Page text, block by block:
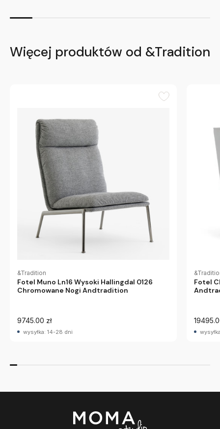
Więcej produktów od &Tradition
&Tradition
Fotel Muno Ln16 Wysoki Hallingdal 0126
Chromowane Nogi Andtradition
9745.00 zł
wysyłka: 14-28 dni
Fotel